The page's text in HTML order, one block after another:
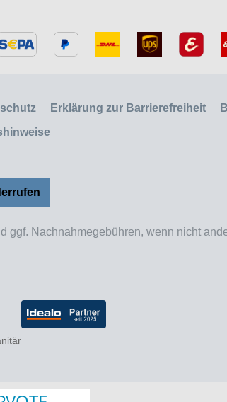
Erklärung zur Barrierefreiheit
ggf. Nachnahmegebühren, wenn nicht